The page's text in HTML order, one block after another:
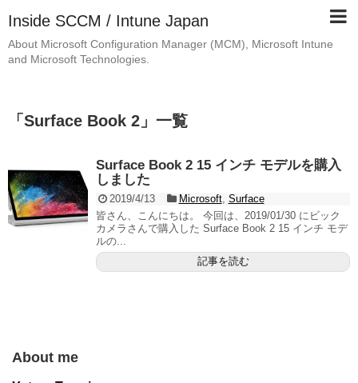
Inside SCCM / Intune Japan
About Microsoft Configuration Manager (MCM), Microsoft Intune
and Microsoft Technologies.
「 Surface Book 2 」 一覧
Surface Book 2 15 インチ モデルを購入
しました
2019/4/13 Microsoft, Surface
皆さん、こんにちは。 今回は、2019/01/30 にビック
カメラさんで購入した Surface Book 2 15 インチ モデ
ルの...
記事を読む
About me